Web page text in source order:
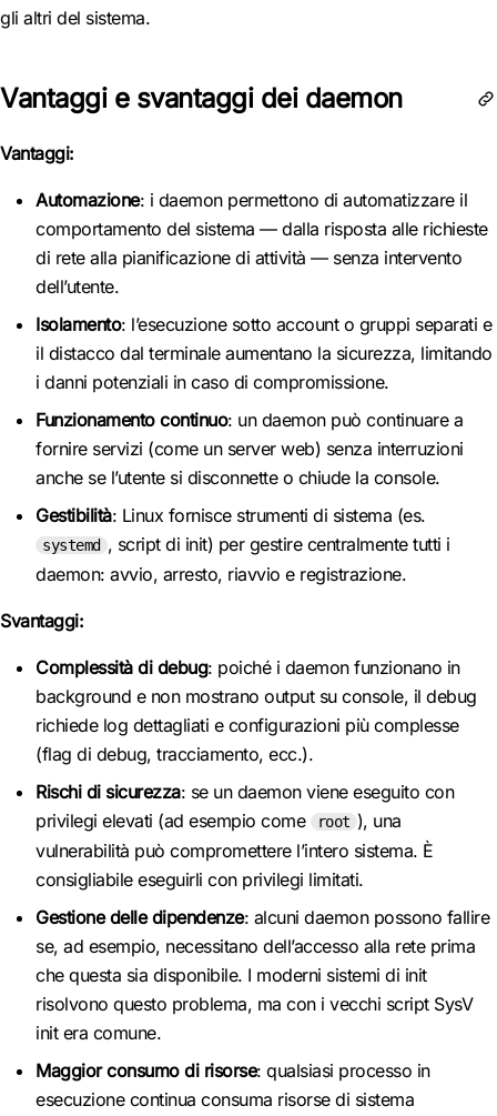
gli altri del sistema.
Vantaggi e svantaggi dei daemon
Vantaggi:
Automazione: i daemon permettono di automatizzare il
comportamento del sistema — dalla risposta alle richieste
di rete alla pianificazione di attività — senza intervento
dell’utente.
Isolamento: l’esecuzione sotto account o gruppi separati e
il distacco dal terminale aumentano la sicurezza, limitando
i danni potenziali in caso di compromissione.
Funzionamento continuo: un daemon può continuare a
fornire servizi (come un server web) senza interruzioni
anche se l’utente si disconnette o chiude la console.
Gestibilità: Linux fornisce strumenti di sistema (es.
systemd , script di init) per gestire centralmente tutti i
daemon: avvio, arresto, riavvio e registrazione.
Svantaggi:
Complessità di debug: poiché i daemon funzionano in
background e non mostrano output su console, il debug
richiede log dettagliati e configurazioni più complesse
(flag di debug, tracciamento, ecc.).
Rischi di sicurezza: se un daemon viene eseguito con
privilegi elevati (ad esempio come
root ), una
vulnerabilità può compromettere l’intero sistema. È
consigliabile eseguirli con privilegi limitati.
Gestione delle dipendenze: alcuni daemon possono fallire
se, ad esempio, necessitano dell’accesso alla rete prima
che questa sia disponibile. I moderni sistemi di init
risolvono questo problema, ma con i vecchi script SysV
init era comune.
Maggior consumo di risorse: qualsiasi processo in
esecuzione continua consuma risorse di sistema